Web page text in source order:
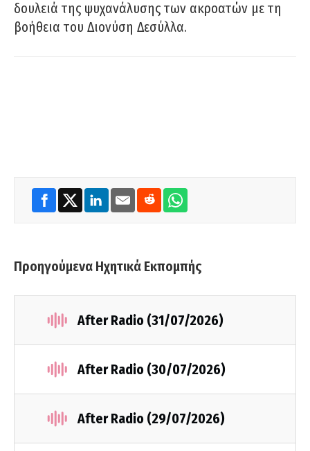
δουλειά της ψυχανάλυσης των ακροατών με τη
βοήθεια του Διονύση Δεσύλλα.
Προηγούμενα Ηχητικά Εκπομπής
After Radio (31/07/2026)
After Radio (30/07/2026)
After Radio (29/07/2026)